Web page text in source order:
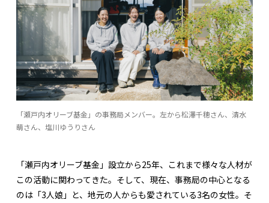
「瀬戸内オリーブ基金」の事務局メンバー。左から松澤千穂さん、清水
萌さん、塩川ゆうりさん
「瀬戸内オリーブ基金」設立から25年、これまで様々な人材が
この活動に関わってきた。そして、現在、事務局の中心となる
のは「3人娘」と、地元の人からも愛されている3名の女性。そ